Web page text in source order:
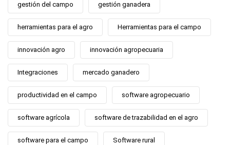
gestión del campo gestión ganadera
herramientas para el agro Herramientas para el campo
innovación agro innovación agropecuaria
Integraciones mercado ganadero
productividad en el campo software agropecuario
software agrícola software de trazabilidad en el agro
software para el campo Software rural